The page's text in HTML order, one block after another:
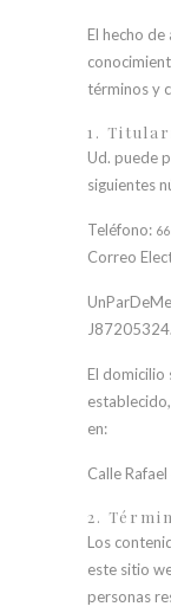
El hecho
términos y
1.
Ud. puede
siguientes
Teléfono:
Correo
J87205324
El domicilio
en:
Calle
2.
Los
este sitio
personas